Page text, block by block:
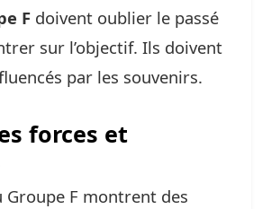
F doivent oublier le passé
sur l’objectif. Ils doivent
par les souvenirs.
forces et
Groupe F montrent des